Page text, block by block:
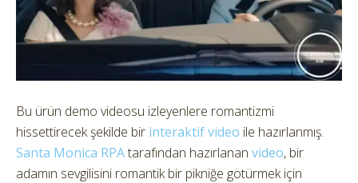
Bu ürün demo videosu izleyenlere romantizmi
hissettirecek şekilde bir interaktif video ile hazırlanmış.
Santa Monica RPAtarafından hazırlanan video, bir
adamın sevgilisini romantik bir pikniğe götürmek için